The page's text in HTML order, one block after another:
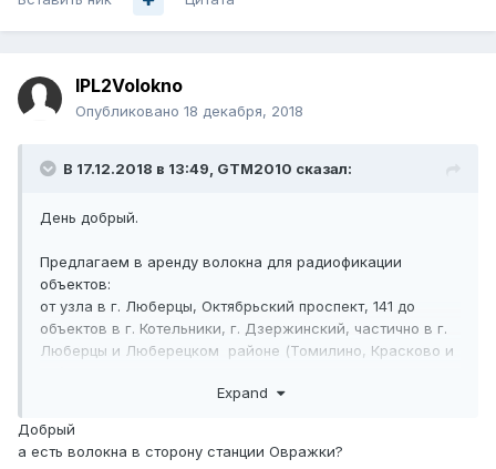
IPL2Volokno
Опубликовано 18 декабря, 2018
В 17.12.2018 в 13:49, GTM2010 сказал:
День добрый.
Предлагаем в аренду волокна для радиофикации
объектов:
от узла в г. Люберцы, Октябрьский проспект, 141 до
объектов в г. Котельники, г. Дзержинский, частично в г.
Люберцы и Люберецком районе (Томилино, Красково и
Expand
Добрый
а есть волокна в сторону станции Овражки?